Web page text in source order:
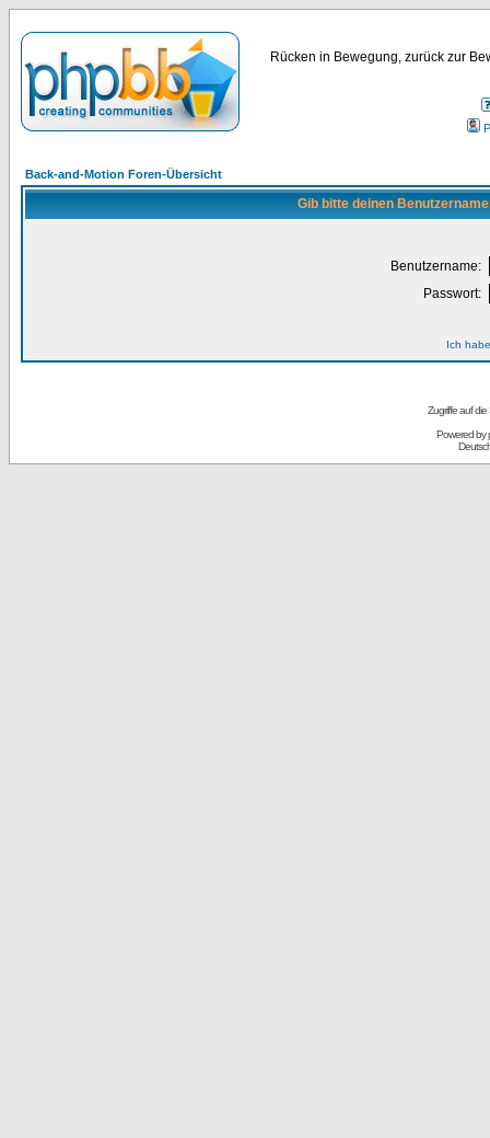
Rücken in Bewegung, zurück zur
Back-and-Motion Foren-Übersicht
Gib bitte deinen
Benutzername:
Passwort:
Ich
Zugriffe auf
Powered by